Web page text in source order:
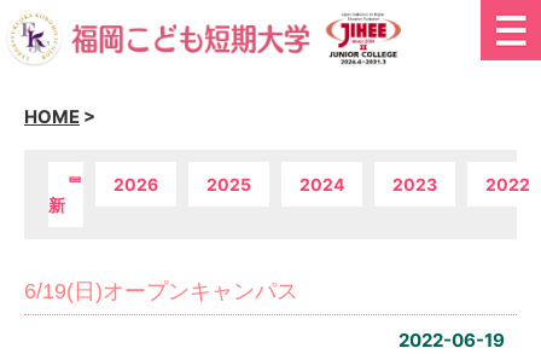
HOME >
最
新
2026 2025 2024 2023 2022
6/19(日)オープンキャンパス
2022-06-19